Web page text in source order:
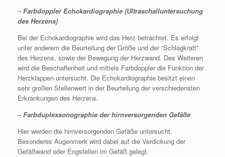
–Farbdoppler Echokardiographie (Ultraschalluntersuchung
des Herzens)
Bei der Echokardiographie wird das Herz betrachtet. Es erfolgt
unter anderem die Beurteilung der Größe und der “Schlagkraft”
des Herzens, sowie der Bewegung der Herzwand. Des Weiteren
wird die Beschaffenheit und mittels Farbdoppler die Funktion der
Herzklappen untersucht. Die Echokardiographie besitzt einen
sehr großen Stellenwert in der Beurteilung der verschiedensten
Erkrankungen des Herzens.
–Farbduplexsonographie der hirnversorgenden Gefäße
Hier werden die hirnversorgenden Gefäße untersucht.
Besonderes Augenmerk wird dabei auf die Verdickung der
Gefäßwand oder Engstellen im Gefäß gelegt.